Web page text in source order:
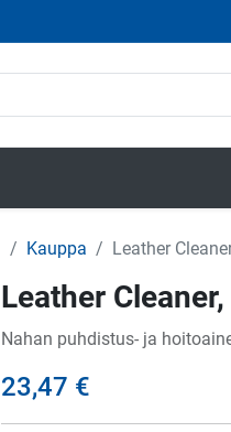
Kauppa Leather
Leather
Nahan puhdistus- ja
23,47 €